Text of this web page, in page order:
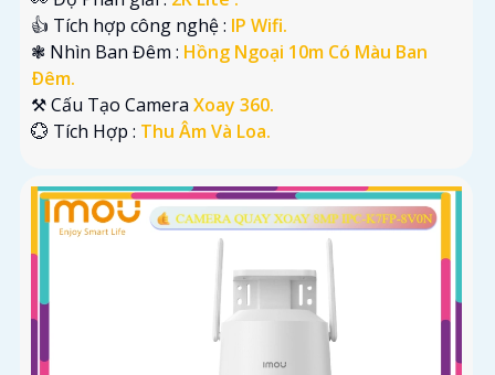
👍 Tích hợp công nghệ : IP Wifi.
❃ Nhìn Ban Đêm : Hồng Ngoại 10m Có Màu Ban
Ðêm.
⚒ Cấu Tạo Camera Xoay 360.
️💮 Tích Hợp : Thu Âm Và Loa.